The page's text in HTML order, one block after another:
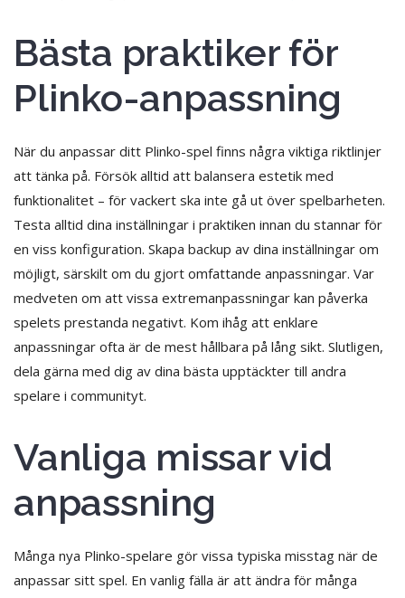
Bästa praktiker för
Plinko-anpassning
När du anpassar ditt Plinko-spel finns några viktiga riktlinjer
att tänka på. Försök alltid att balansera estetik med
funktionalitet – för vackert ska inte gå ut över spelbarheten.
Testa alltid dina inställningar i praktiken innan du stannar för
en viss konfiguration. Skapa backup av dina inställningar om
möjligt, särskilt om du gjort omfattande anpassningar. Var
medveten om att vissa extremanpassningar kan påverka
spelets prestanda negativt. Kom ihåg att enklare
anpassningar ofta är de mest hållbara på lång sikt. Slutligen,
dela gärna med dig av dina bästa upptäckter till andra
spelare i communityt.
Vanliga missar vid
anpassning
Många nya Plinko-spelare gör vissa typiska misstag när de
anpassar sitt spel. En vanlig fälla är att ändra för många